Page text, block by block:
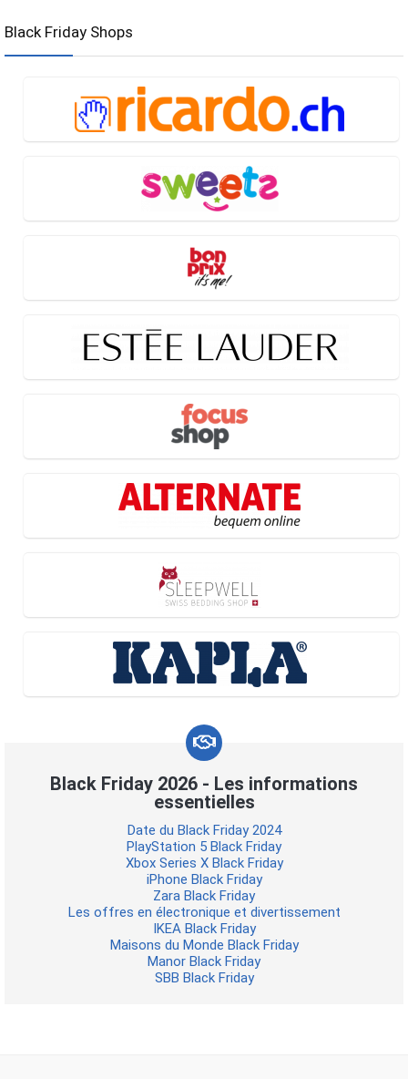
Black Friday Shops
Black Friday 2026 - Les informations
essentielles
Date du Black Friday 2024
PlayStation 5 Black Friday
Xbox Series X Black Friday
iPhone Black Friday
Zara Black Friday
Les offres en électronique et divertissement
IKEA Black Friday
Maisons du Monde Black Friday
Manor Black Friday
SBB Black Friday